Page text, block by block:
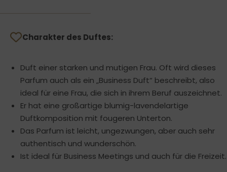
Charakter des Duftes:
Duft einer starken und mutigen Frau. Oft wird dieses
Parfum auch als ein „Business Duft“ beschreibt, also
ideal für eine Frau, die sich in ihrem Beruf auszeichnet.
Er hat eine großartige blumig-lavendelartige
Duftkomposition mit fougeren Unterton.
Das Parfum ist leicht, ungezwungen, aber auch sehr
authentisch und wunderschön.
Ist ideal für Business Meetings und auch für die Freizeit.